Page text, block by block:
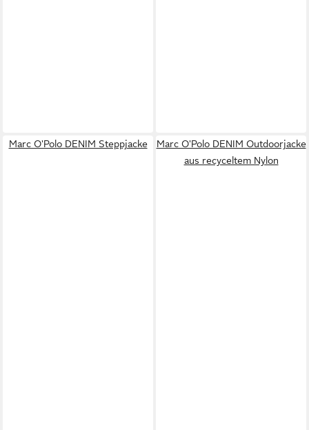
Marc O'Polo DENIM Steppjacke
Marc O'Polo DENIM Outdoorjacke
aus recyceltem Nylon